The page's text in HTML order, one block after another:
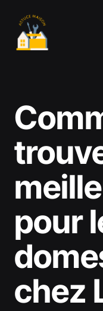
contenu
pour
chez